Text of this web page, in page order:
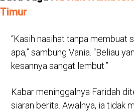
Timur
“Kasih nasihat tanpa membuat
apa,” sambung Vania. “Beliau
kesannya sangat lembut.”
Kabar meninggalnya Faridah
siaran berita. Awalnya, ia tidak